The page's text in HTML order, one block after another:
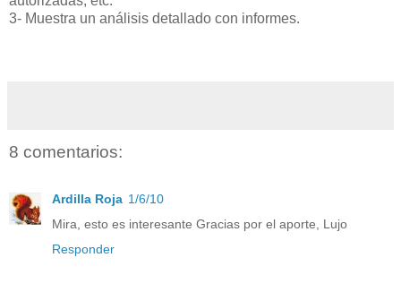
3- Muestra un análisis detallado con informes.
8 comentarios:
Ardilla Roja 1/6/10
Mira, esto es interesante Gracias por el aporte, Lujo
Responder